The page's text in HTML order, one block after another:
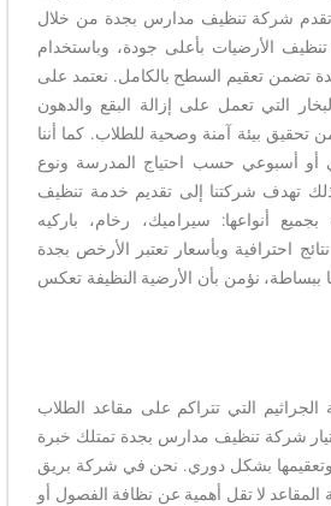
تقدم شركة تنظيف مدارس بجدة من خلال
الأرضيات بأعلى جودة، وباستخدام
تضمن تعقيم السطح بالكامل. نعتمد على
التي تعمل على إزالة البقع والدهون
تحقيق بيئة آمنة وصحية للطلاب. كما أننا
أو أسبوعي حسب احتياج المدرسة ونوع
تهدف شركتنا إلى تقديم خدمة تنظيف
أنواعها: سيراميك، رخام، باركيه
احترافية وبأسعار تعتبر الأرخص بجدة
ببساطة، نؤمن بأن الأرضية النظيفة تعكس
التي تتراكم على مقاعد الطلاب
شركة تنظيف مدارس بجدة تمتلك خبرة
بشكل دوري. نحن في شركة بريق
المقاعد لا تقل أهمية عن نظافة الفصول أو